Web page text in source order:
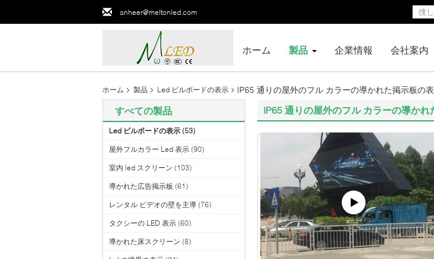
anheer@meltonled.com
ホーム 製品 企業情報 会社案内
ホーム 製品 Led ビルボードの表示 IP65 通りの屋外のフル カラーの導かれた掲示板の
すべての製品
Led ビルボードの表示 (53)
屋外フルカラー Led 表示 (90)
室内 led スクリーン (103)
導かれた広告掲示板 (61)
レンタル ビデオの壁を主導 (76)
タクシーの LED 表示 (60)
導かれた床スクリーン (8)
IP65 通りの屋外のフル カラーの導か